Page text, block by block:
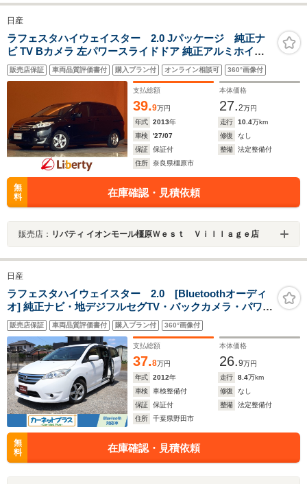
日産
ラフェスタハイウェイスター 2.0 Jパッケージ 純正ナ
ビ TV Bカメラ 左パワースライドドア 純正アルミホイー
ル
販売店保証 車両品質評価書付 購入プラン付 オンライン相談可 360°画像付
支払総額
39.9万円
本体価格
27.2万円
年式
2013年 走行 10.4万km
車検
'27/07 修復
なし
保証
保証付 整備
法定整備付
住所
奈良県橿原市
無
料
在庫確認・見積依頼
販売店： リバティ イオンモール橿原Ｗｅｓｔ Ｖｉｌｌａｇｅ店
日産
ラフェスタハイウェイスター 2.0 [Bluetoothオーディ
オ] 純正ナビ・地デジフルセグTV・バックカメラ・パワー
スライドドア・LEDヘッドライト・ETC・ドライブレコ
ーダー・スマートキー・アイドリングストップ・ISOFIX
対応車
販売店保証 車両品質評価書付 購入プラン付 360°画像付
支払総額
37.8万円
本体価格
26.9万円
年式
2012年 走行 8.4万km
車検
車検整備付 修復
なし
保証
保証付 整備
法定整備付
住所
千葉県野田市
無
料
在庫確認・見積依頼